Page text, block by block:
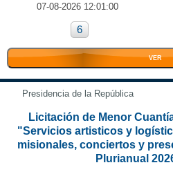
07-08-2026 12:01:00
6
VER
Presidencia de la República
Licitación de Menor
"Servicios artisticos y
misionales, conciertos y
Plurianual